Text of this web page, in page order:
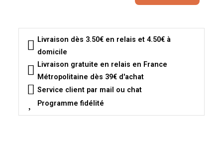
Livraison dès 3.50€ en relais et 4.50€ à
domicile
Livraison gratuite en relais en France
Métropolitaine dès 39€ d'achat
Service client par mail ou chat
Programme fidélité